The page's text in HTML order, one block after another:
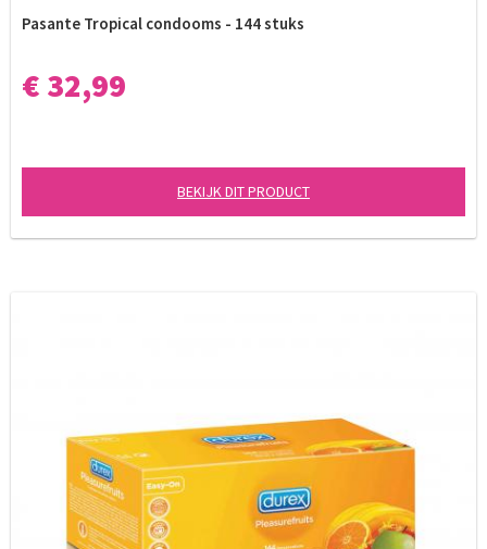
Pasante Tropical condooms - 144 stuks
€ 32,99
BEKIJK DIT PRODUCT